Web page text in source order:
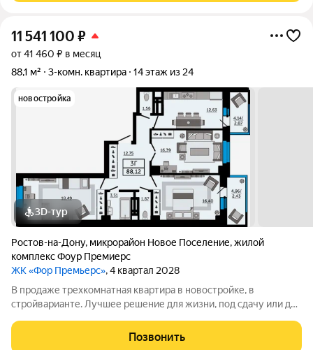
11 541 100 ₽
от 41 460 ₽ в месяц
88,1 м²
3-комн. квартира 14 этаж из 24
новостройка
3D-тур
Ростов-на-Дону, микрорайон Новое Поселение,жилой
комплекс Фоур Премиерс
ЖК «Фор Премьерс», 4 квартал 2028
В продаже трехкомнатная квартира в новостройке, в
стройварианте. Лучшее решение для жизни, под сдачу или для
жизни в городе. В большой прихожей достаточно места для
хранения вещей, универсальные по
Позвонить